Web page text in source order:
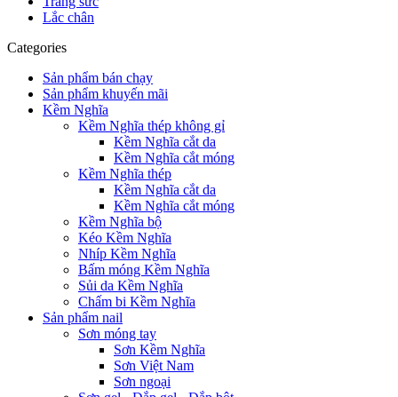
Lắc chân
Categories
Sản phẩm bán chạy
Sản phẩm khuyến mãi
Kềm Nghĩa
Kềm Nghĩa thép không gỉ
Kềm Nghĩa cắt da
Kềm Nghĩa cắt móng
Kềm Nghĩa thép
Kềm Nghĩa cắt da
Kềm Nghĩa cắt móng
Kềm Nghĩa bộ
Kéo Kềm Nghĩa
Nhíp Kềm Nghĩa
Bấm móng Kềm Nghĩa
Sủi da Kềm Nghĩa
Chấm bi Kềm Nghĩa
Sản phẩm nail
Sơn móng tay
Sơn Kềm Nghĩa
Sơn Việt Nam
Sơn ngoại